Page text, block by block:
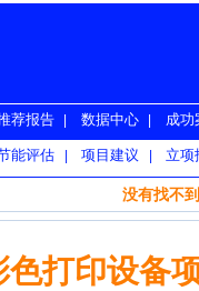
荐报告 数据中心 成功
能评估 项目建议 立项
没有找不
打印设备